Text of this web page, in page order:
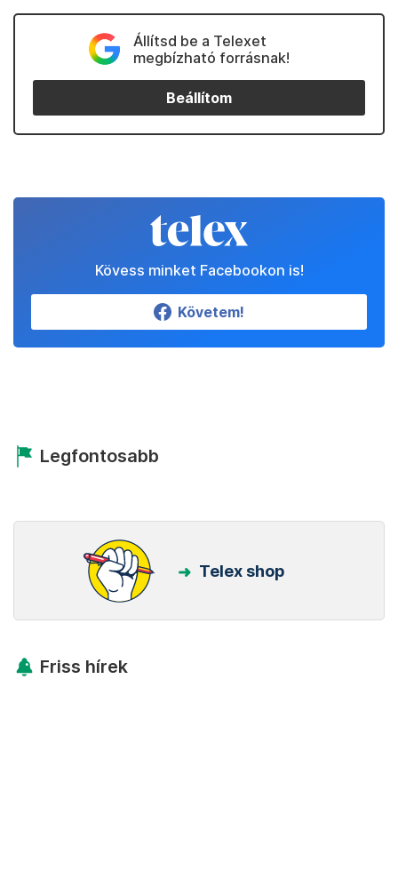
Állítsd be a Telexet
megbízható forrásnak!
Beállítom
Kövess minket Facebookon is!
Követem!
Legfontosabb
Telex shop
Friss hírek